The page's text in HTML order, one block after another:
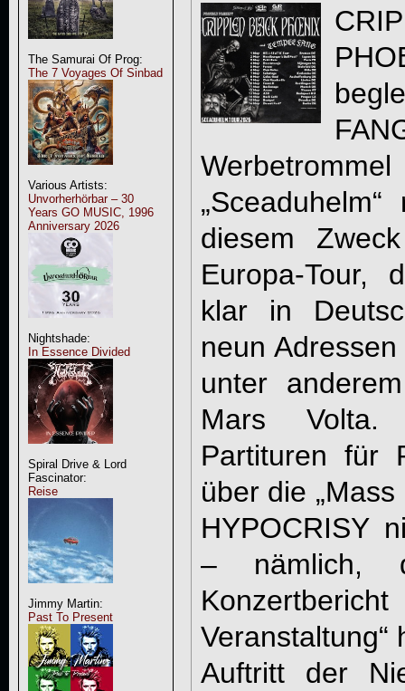
The Samurai Of Prog:
The 7 Voyages Of Sinbad
Various Artists:
Unvorherhörbar – 30
Years GO MUSIC, 1996
Anniversary 2026
Nightshade:
In Essence Divided
Spiral Drive & Lord
Fascinator:
Reise
Jimmy Martin:
Past To Present
diesem
Europa-Tour,
klar in
neun
unter
Mars
Partituren für
über die
HYPOCRISY
– nämlich,
Auftritt der